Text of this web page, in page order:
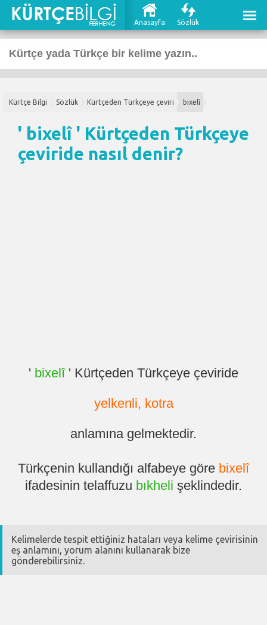
Anasayfa Sözlük
Kürtçe Bilgi Sözlük Kürtçeden Türkçeye çeviri bixelî
' bixelî ' Kürtçeden Türkçeye
çeviride nasıl denir?
' bixelî' Kürtçeden Türkçeye çeviride
yelkenli, kotra
anlamına gelmektedir.
Türkçenin kullandığı alfabeye göre bixelî
ifadesinin telaffuzu bıkheli şeklindedir.
Kelimelerde tespit ettiğiniz hataları veya kelime çevirisinin
eş anlamını, yorum alanını kullanarak bize
gönderebilirsiniz.